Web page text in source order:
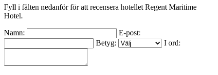
Fyll i fälten nedanför för att recensera hotellet Regent Maritime
Hotel.
Namn:
E-post:
Betyg:
I ord: